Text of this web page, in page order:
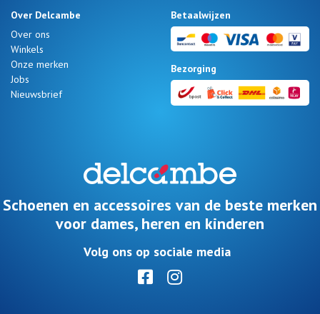
Over Delcambe
Over ons
Winkels
Onze merken
Jobs
Nieuwsbrief
Betaalwijzen
Bezorging
Schoenen en accessoires van de beste merken
voor dames, heren en kinderen
Volg ons op sociale media